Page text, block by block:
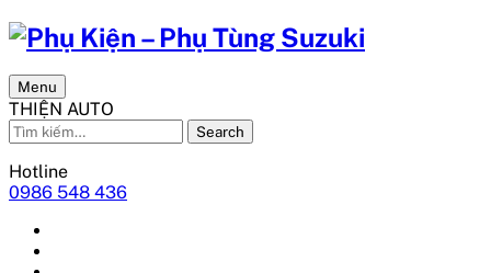
Menu
THIỆN AUTO
Search
Hotline
0986 548 436